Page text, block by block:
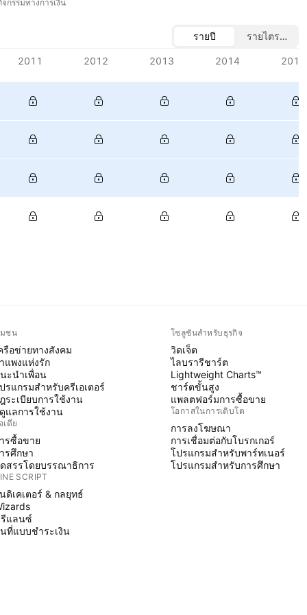
กรรมทางการเงิน
รายปี รายไตรมาส
2011 2012 2013 2014 2015
ชน
รือข่ายทางสังคม
แพงแห่งรัก
ะนำเพื่อน
รแกรมสำหรับครีเอเตอร์
ระเบียบการใช้งาน
แลการใช้งาน
เดีย
รซื้อขาย
รศึกษา
สรรโดยบรรณาธิการ
SCRIPT
ดิเคเตอร์ & กลยุทธ์
แลนซ์
ที่แบบชำระเงิน
โซลูชันสำหรับธุรกิจ
วิดเจ็ต
ไลบรารีชาร์ต
Lightweight Charts™
ชาร์ตขั้นสูง
แพลตฟอร์มการซื้อขาย
โอกาสในการเติบโต
การลงโฆษณา
การเชื่อมต่อกับโบรกเกอร์
โปรแกรมสำหรับพาร์ทเนอร์
โปรแกรมสำหรับการศึกษา